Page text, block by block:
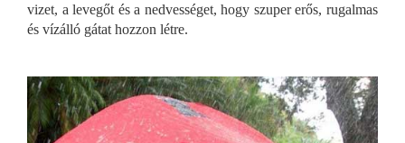
vizet, a levegőt és a nedvességet, hogy szuper erős, rugalmas
és vízálló gátat hozzon létre.